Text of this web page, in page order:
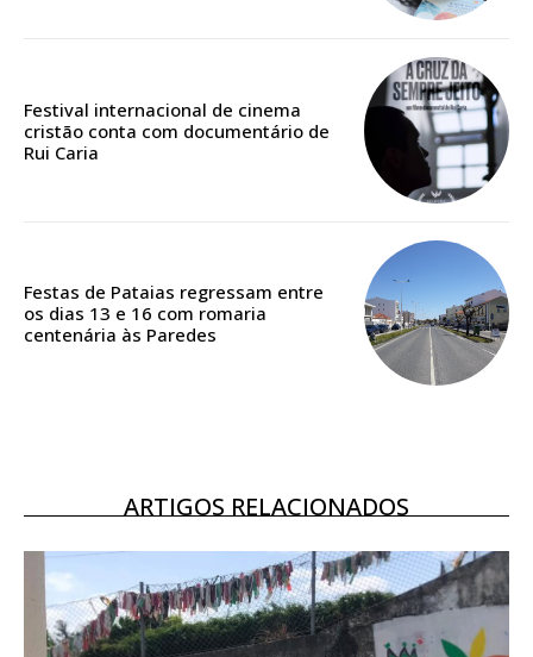
16€
12 meses
Escolha o plano
Festival internacional de cinema
cristão conta com documentário de
Rui Caria
Festas de Pataias regressam entre
os dias 13 e 16 com romaria
centenária às Paredes
ARTIGOS RELACIONADOS